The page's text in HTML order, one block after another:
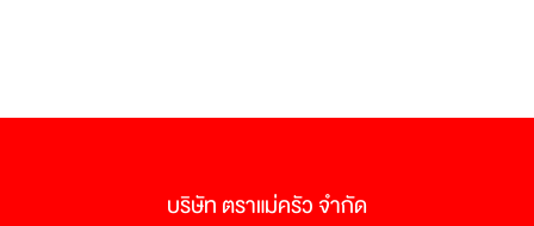
บริษัท ตราแม่ครัว จำกัด